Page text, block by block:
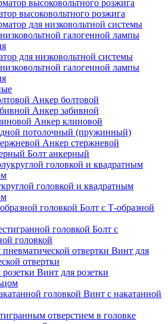
высоковольтного розжига
для низковольтной системы
галогенной лампы
Анкер болтовой
Анкер забивной
Анкер клиновой
потолочный (пружинный)
Анкер стержневой
Болт анкерный
головкой и квадратным
Болт с Т-образной
Болт с
головкой
Винт для
отвертки
Винт для розетки
Винт с накатанной
отверстием в головке